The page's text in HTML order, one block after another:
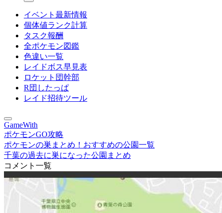
イベント最新情報
個体値ランク計算
タスク報酬
全ポケモン図鑑
色違い一覧
レイドボス早見表
ロケット団幹部
R団したっぱ
レイド招待ツール
GameWith
ポケモンGO攻略
ポケモンの巣まとめ！おすすめの公園一覧
千葉の過去に巣になった公園まとめ
コメント一覧